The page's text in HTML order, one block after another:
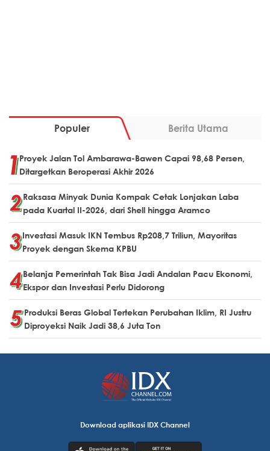
Populer Berita Utama
Proyek Jalan Tol Ambarawa-Bawen Capai 98,68 Persen,
Ditargetkan Beroperasi Akhir 2026
Raksasa Minyak Dunia Kompak Cetak Lonjakan Laba
pada Kuartal II-2026, dari Shell hingga Aramco
Investasi Masuk IKN Tembus Rp208,7 Triliun, Mayoritas
Proyek dengan Skema KPBU
Belanja Pemerintah Tak Bisa Jadi Andalan Pacu Ekonomi,
Ekspor dan Investasi Perlu Didorong
Produksi Beras Global Tertekan Perubahan Iklim, RI Justru
Diproyeksi Naik Jadi 38,6 Juta Ton
Download aplikasi IDX Channel